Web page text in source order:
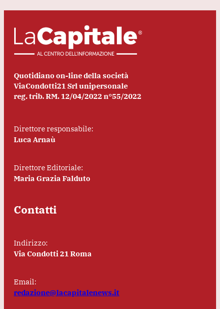
Quotidiano on-line della società
ViaCondotti21 Srl unipersonale
reg. trib. RM. 12/04/2022 n°55/2022
Direttore responsabile:
Luca Arnaù
Direttore Editoriale:
Maria Grazia Falduto
Contatti
Indirizzo:
Via Condotti 21 Roma
Email:
redazione@lacapitalenews.it